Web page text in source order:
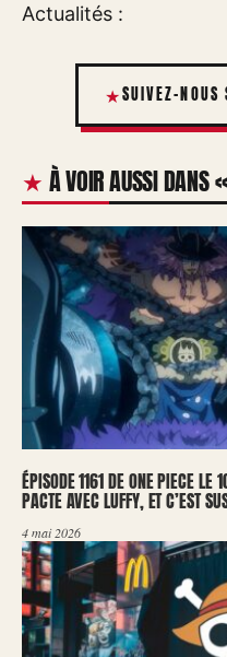
Actualités :
SUIVEZ-NOUS
À VOIR AUSSI
ÉPISODE 1161 DE ONE PIECE
PACTE AVEC LUFFY, ET C’EST
4 mai 2026